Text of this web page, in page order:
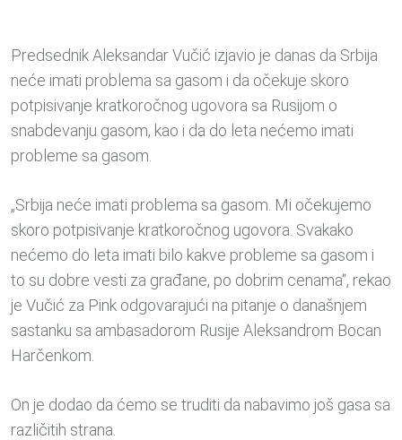
Predsednik Aleksandar Vučić izjavio je danas da Srbija
neće imati problema sa gasom i da očekuje skoro
potpisivanje kratkoročnog ugovora sa Rusijom o
snabdevanju gasom, kao i da do leta nećemo imati
probleme sa gasom.
„Srbija neće imati problema sa gasom. Mi očekujemo
skoro potpisivanje kratkoročnog ugovora. Svakako
nećemo do leta imati bilo kakve probleme sa gasom i
to su dobre vesti za građane, po dobrim cenama“, rekao
je Vučić za Pink odgovarajući na pitanje o današnjem
sastanku sa ambasadorom Rusije Aleksandrom Bocan
Harčenkom.
On je dodao da ćemo se truditi da nabavimo još gasa sa
različitih strana.